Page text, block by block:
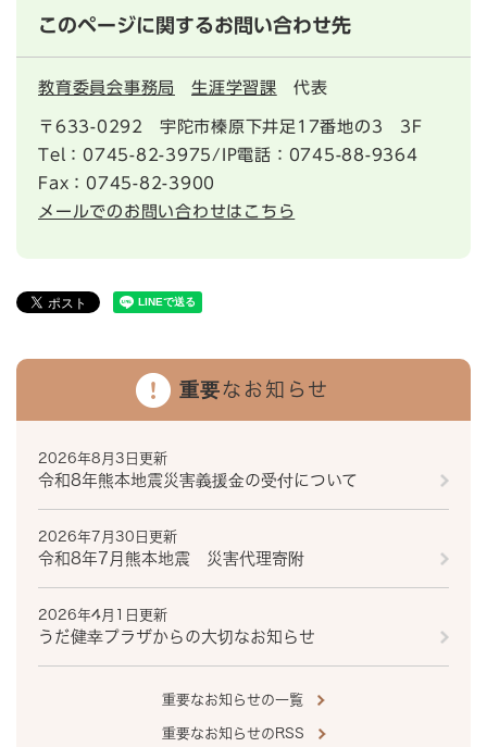
このページに関するお問い合わせ先
教育委員会事務局 生涯学習課 代表
〒633-0292
宇陀市榛原下井足17番地の3 3F
Tel：0745-82-3975/IP電話：0745-88-9364
Fax：0745-82-3900
メールでのお問い合わせはこちら
重要なお知らせ
2026年8月3日更新
令和8年熊本地震災害義援金の受付について
2026年7月30日更新
令和8年7月熊本地震 災害代理寄附
2026年4月1日更新
うだ健幸プラザからの大切なお知らせ
重要なお知らせの一覧
重要なお知らせのRSS